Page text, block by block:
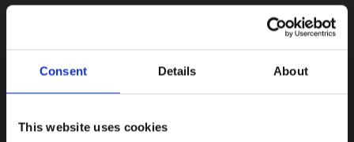
Consent Details About
This website uses cookies